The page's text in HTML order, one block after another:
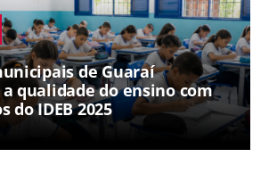
de Guaraí
qualidade do ensino com
do IDEB 2025